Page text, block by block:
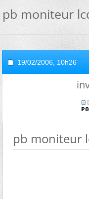
pb moniteur
19/02/2006, 10h26
pb moniteur